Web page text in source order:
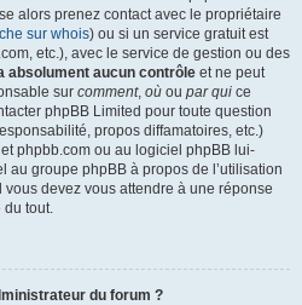
alors prenez contact avec le propriétaire
sur whois) ou si un service gratuit est
etc.), avec le service de gestion ou des
absolument aucun contrôle et ne peut
sur comment, où ou par qui ce
phpBB Limited pour toute question
propos diffamatoires, etc.)
phpbb.com ou au logiciel phpBB lui-
au groupe phpBB à propos de l’utilisation
vous devez vous attendre à une réponse
du tout.
du forum ?